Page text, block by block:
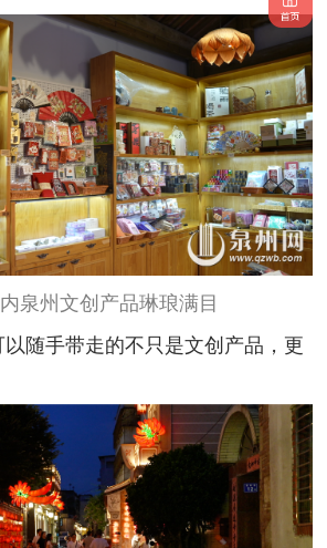
泉州文创产品琳琅满目
随手带走的不只是文创产品，更